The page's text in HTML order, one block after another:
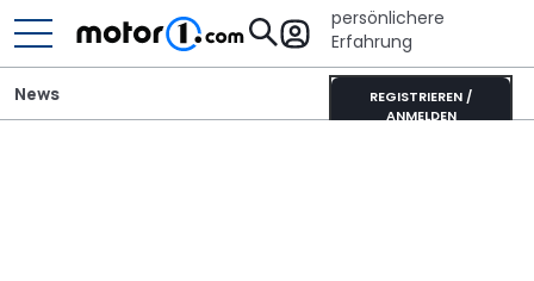
persönlichere
Erfahrung
REGISTRIEREN /
ANMELDEN
News